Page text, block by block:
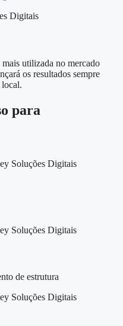
mais utilizada no mercado
os resultados sempre
local.
para
de estrutura